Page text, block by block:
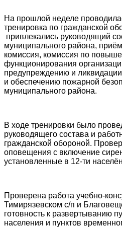
На прошлой неделе
тренировка по гражданской
привлекались руководящий
муниципального района,
комиссия, комиссия по
функционирования
предупреждению и
и обеспечению пожарной
муниципального района.
В ходе тренировки было
руководящего состава и
гражданской обороной.
оповещения с включение
установленные в 12-ти
Проверена работа учебно-
Тимирязевском с/п и
готовность к развертыванию
населения и пунктов